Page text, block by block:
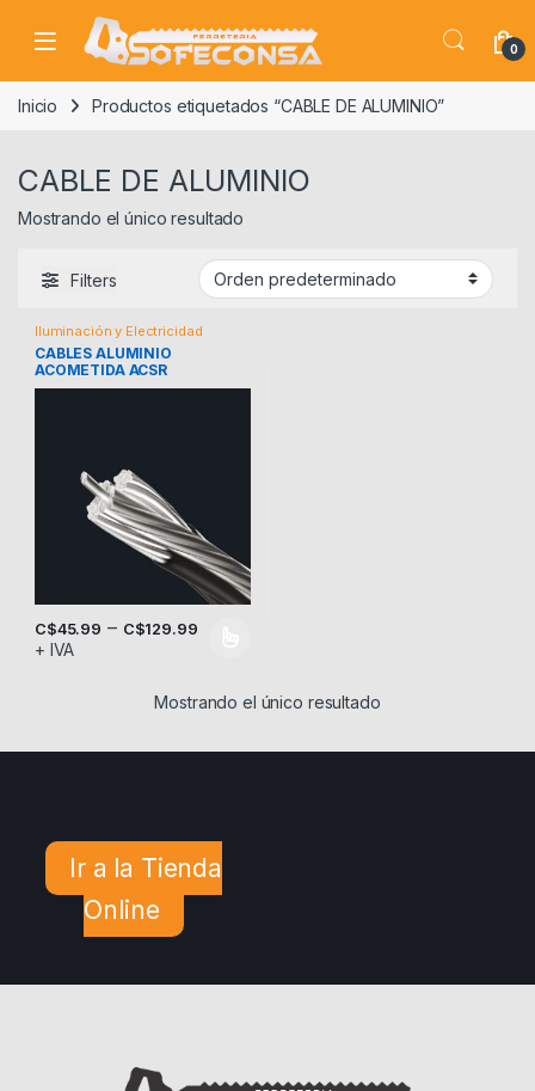
Skip to navigation
Skip to content
0
Inicio Productos etiquetados “CABLE DE ALUMINIO”
CABLE DE ALUMINIO
Mostrando el único resultado
Filters
Iluminación y Electricidad
CABLES ALUMINIO
ACOMETIDA ACSR
C$45.99 – C$129.99
+ IVA
Este producto tiene múltiples variantes. Las opciones se
Mostrando el único resultado
Ir a la Tienda
Online